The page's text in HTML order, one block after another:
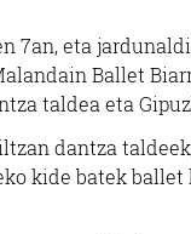
eta
Ballet
taldea eta
dantza
kide batek